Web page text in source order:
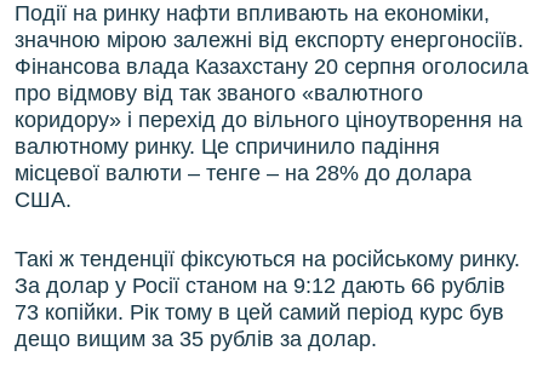
Події на ринку нафти впливають на економіки,
значною мірою залежні від експорту енергоносіїв.
Фінансова влада Казахстану 20 серпня оголосила
про відмову від так званого «валютного
коридору» і перехід до вільного ціноутворення на
валютному ринку. Це спричинило падіння
місцевої валюти – тенге – на 28% до долара
США.
Такі ж тенденції фіксуються на російському ринку.
За долар у Росії станом на 9:12 дають 66 рублів
73 копійки. Рік тому в цей самий період курс був
дещо вищим за 35 рублів за долар.